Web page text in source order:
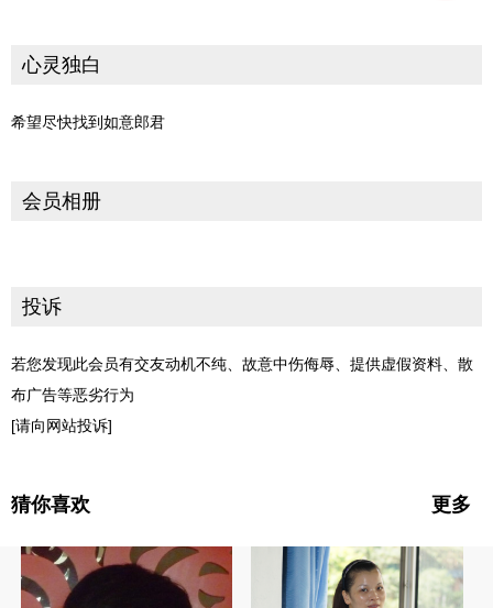
心灵独白
希望尽快找到如意郎君
会员相册
投诉
若您发现此会员有交友动机不纯、故意中伤侮辱、提供虚假资料、散
布广告等恶劣行为
[请向网站投诉]
猜你喜欢 更多